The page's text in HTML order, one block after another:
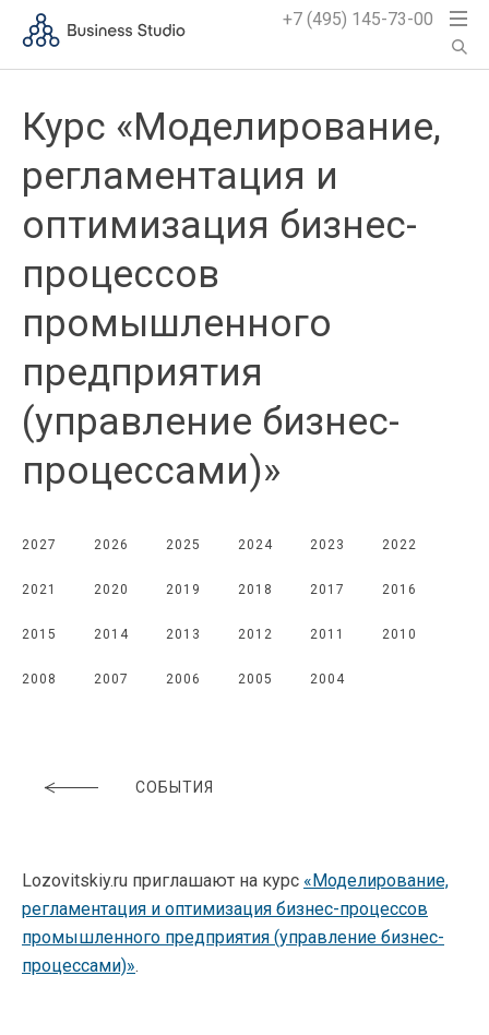
+7 (495) 145-73-00
Курс «Моделирование,
регламентация и
оптимизация бизнес-
процессов
промышленного
предприятия
(управление бизнес-
процессами)»
2027 2026 2025 2024 2023 2022
2021 2020 2019 2018 2017 2016
2015 2014 2013 2012 2011 2010
2008 2007 2006 2005 2004
СОБЫТИЯ
Lozovitskiy.ru приглашают на курс «Моделирование,
регламентация и оптимизация бизнес-процессов
промышленного предприятия (управление бизнес-
процессами)».